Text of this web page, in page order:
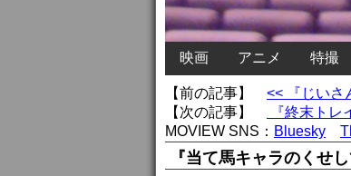
映画 アニメ 特撮
【前の記事】 << 『じいさ
【次の記事】
『終末トレ
MOVIEW SNS： Bluesky
『当て馬キャラのくせ